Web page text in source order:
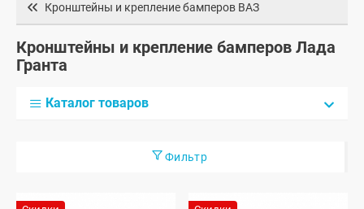
Кронштейны и крепление бамперов ВАЗ
Кронштейны и крепление бамперов Лада
Гранта
Каталог товаров
Фильтр